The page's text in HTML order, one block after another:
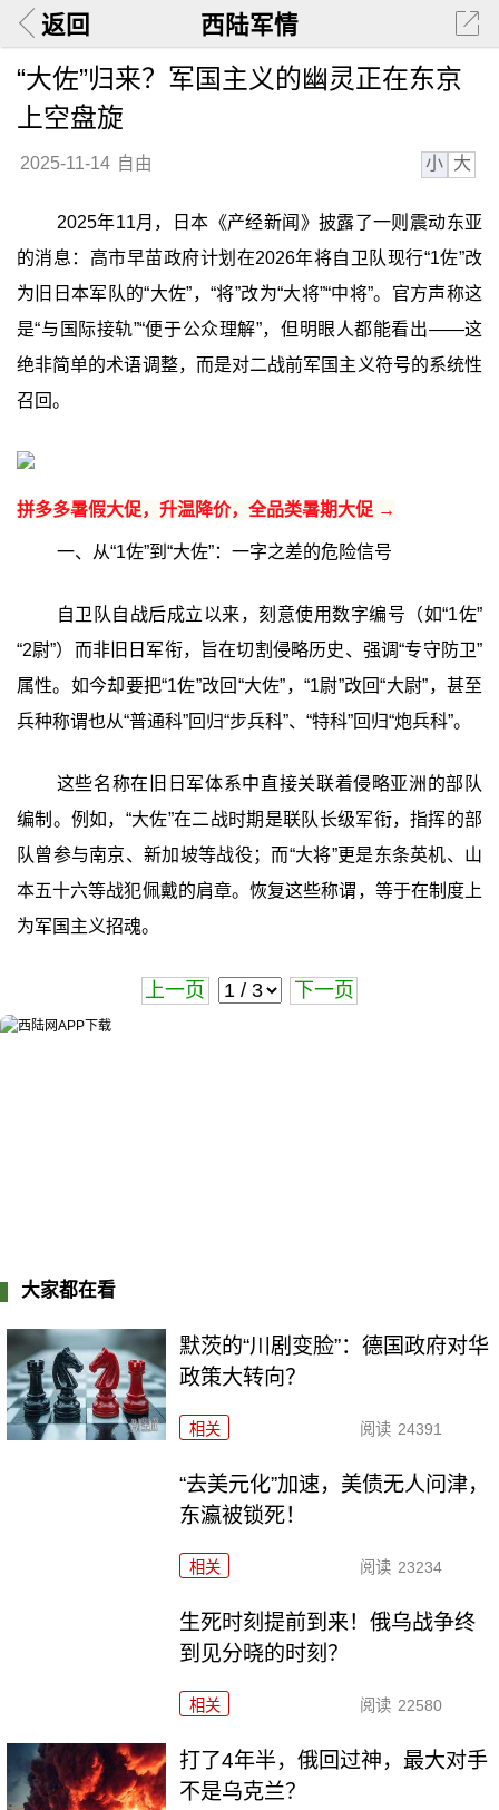
返回 西陆军情
“大佐”归来？军国主义的幽灵正在东京
上空盘旋
2025-11-14 自由 小 大
2025年11月，日本《产经新闻》披露了一则震动东亚
的消息：高市早苗政府计划在2026年将自卫队现行“1佐”改
为旧日本军队的“大佐”，“将”改为“大将”“中将”。官方声称这
是“与国际接轨”“便于公众理解”，但明眼人都能看出——这
绝非简单的术语调整，而是对二战前军国主义符号的系统性
召回。
拼多多暑假大促，升温降价，全品类暑期大促 →
一、从“1佐”到“大佐”：一字之差的危险信号
自卫队自战后成立以来，刻意使用数字编号（如“1佐”
“2尉”）而非旧日军衔，旨在切割侵略历史、强调“专守防卫”
属性。如今却要把“1佐”改回“大佐”，“1尉”改回“大尉”，甚至
兵种称谓也从“普通科”回归“步兵科”、“特科”回归“炮兵科”。
这些名称在旧日军体系中直接关联着侵略亚洲的部队
编制。例如，“大佐”在二战时期是联队长级军衔，指挥的部
队曾参与南京、新加坡等战役；而“大将”更是东条英机、山
本五十六等战犯佩戴的肩章。恢复这些称谓，等于在制度上
为军国主义招魂。
上一页 下一页
大家都在看
默茨的“川剧变脸”：德国政府对华
政策大转向？
相关 阅读 24391
“去美元化”加速，美债无人问津，
东瀛被锁死！
相关 阅读 23234
生死时刻提前到来！俄乌战争终
到见分晓的时刻？
相关 阅读 22580
打了4年半，俄回过神，最大对手
不是乌克兰？